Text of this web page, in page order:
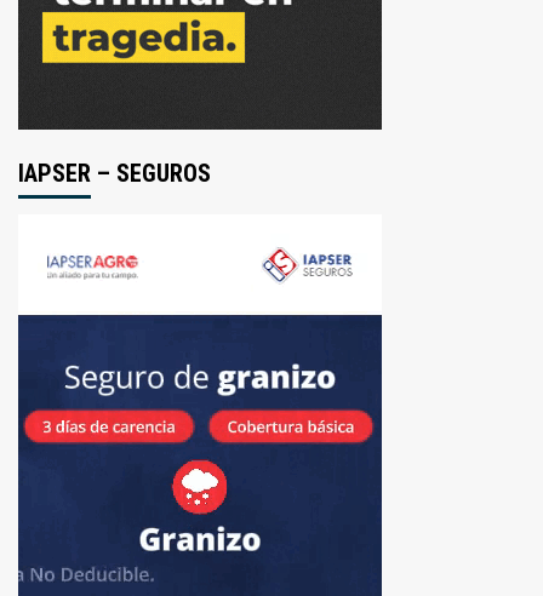
IAPSER – SEGUROS